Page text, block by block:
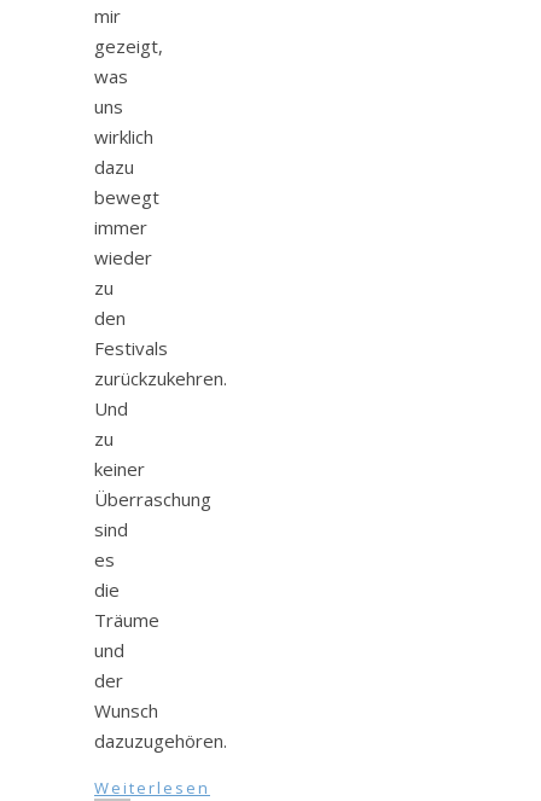
mir
gezeigt,
was
uns
wirklich
dazu
bewegt
immer
wieder
zu
den
Festivals
zurückzukehren.
Und
zu
keiner
Überraschung
sind
es
die
Träume
und
der
Wunsch
dazuzugehören.
Weiterlesen